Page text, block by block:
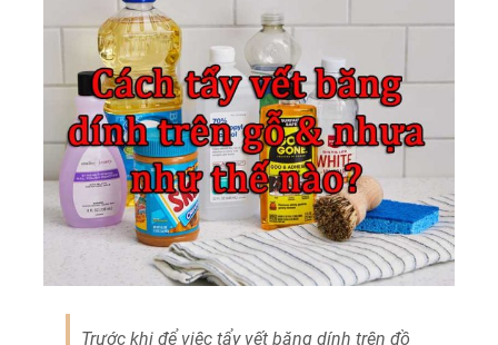
Trước khi để việc tẩy vết băng dính trên đồ